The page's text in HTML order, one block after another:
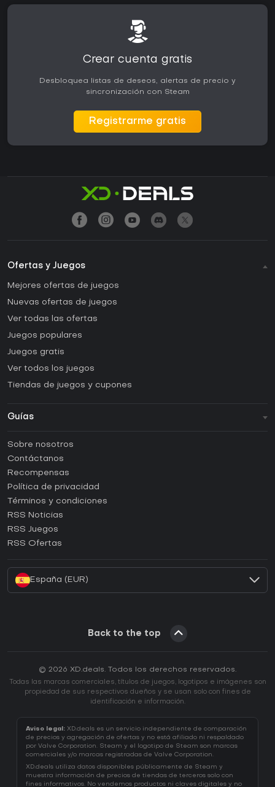
Crear cuenta gratis
Desbloquea listas de deseos, alertas de precio y
sincronización con Steam
Registrarme gratis
Ofertas y Juegos
Mejores ofertas de juegos
Nuevas ofertas de juegos
Ver todas las ofertas
Juegos populares
Juegos gratis
Ver todos los juegos
Tiendas de juegos y cupones
Guías
Guías y tutoriales
¿Cómo activar una CD Key de Steam?
¿Cómo activar una CD Key de Epic Games?
¿Cómo activar una CD Key de GOG?
¿Cómo activar una CD Key de Ubisoft Connect?
Sobre nosotros
Contáctanos
Recompensas
Política de privacidad
Términos y condiciones
RSS Noticias
RSS Juegos
RSS Ofertas
España (EUR)
Back to the top
© 2026 XD.deals. Todos los derechos reservados.
Todas las marcas comerciales, títulos de juegos, logotipos e imágenes son
propiedad de sus respectivos dueños y se usan solo con fines de
identificación e información.
Aviso legal: XD.deals es un servicio independiente de comparación
de precios y agregación de ofertas y no está afiliado ni respaldado
por Valve Corporation. Steam y el logotipo de Steam son marcas
comerciales y/o marcas registradas de Valve Corporation.
XD.deals utiliza datos disponibles públicamente de Steam y
muestra información de precios de tiendas de terceros solo con
fines informativos. No vendemos productos ni claves digitales y no